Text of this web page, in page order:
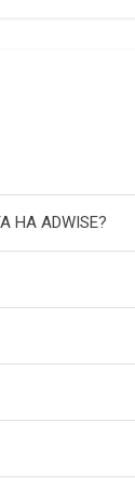
ADWISE?